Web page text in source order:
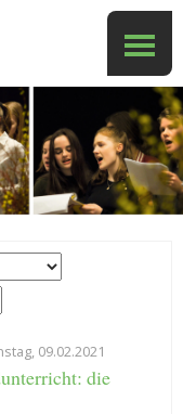
09.02.2021
die